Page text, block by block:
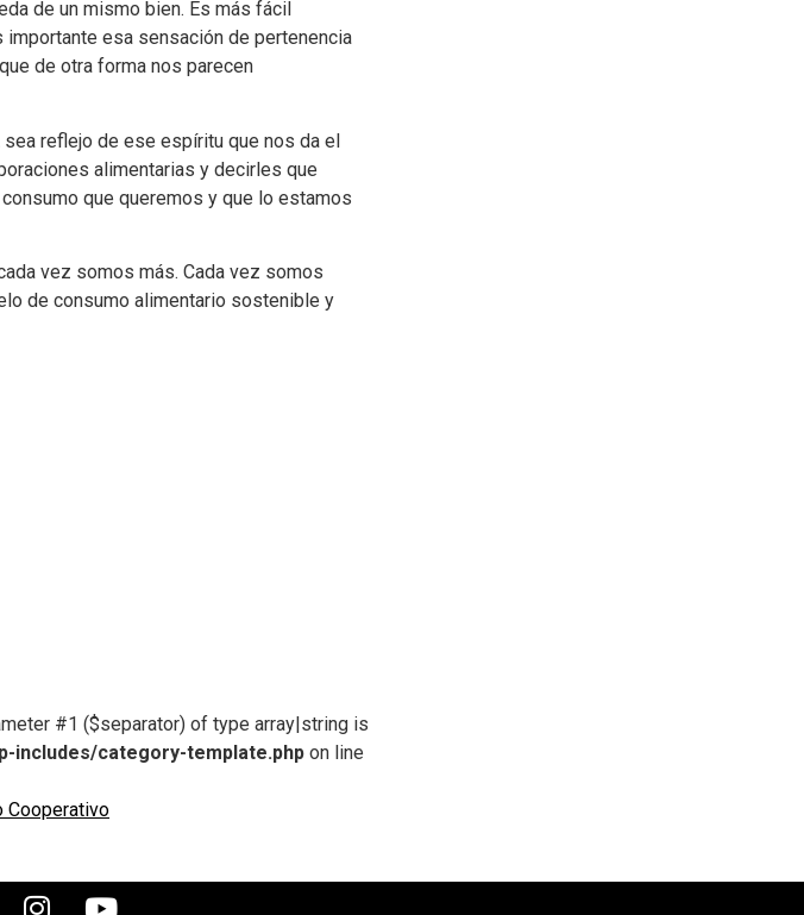
de un mismo bien. Es más fácil
esa sensación de pertenencia
de otra forma nos parecen
reflejo de ese espíritu que nos da el
alimentarias y decirles que
que queremos y que lo estamos
vez somos más. Cada vez somos
de consumo alimentario sostenible y
#1 ($separator) of type array|string is
includes/category-template.php on line
Cooperativo